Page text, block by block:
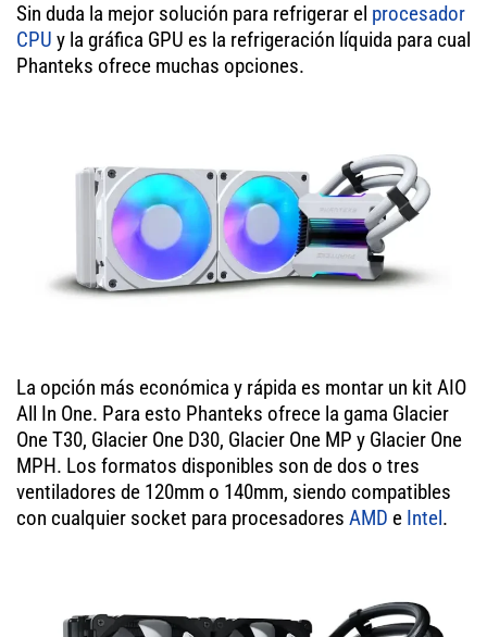
Sin duda la mejor solución para refrigerar el procesador
CPU y la gráfica GPU es la refrigeración líquida para cual
Phanteks ofrece muchas opciones.
La opción más económica y rápida es montar un kit AIO
All In One. Para esto Phanteks ofrece la gama Glacier
One T30, Glacier One D30, Glacier One MP y Glacier One
MPH. Los formatos disponibles son de dos o tres
ventiladores de 120mm o 140mm, siendo compatibles
con cualquier socket para procesadores AMD e Intel.